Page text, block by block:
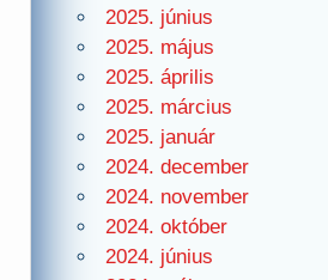
2025. június
2025. május
2025. április
2025. március
2025. január
2024. december
2024. november
2024. október
2024. június